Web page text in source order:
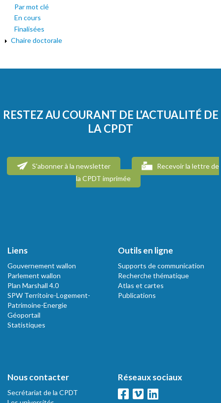
Par mot clé
En cours
Finalisées
Chaire doctorale
RESTEZ AU COURANT DE L'ACTUALITÉ DE
LA CPDT
S'abonner à la newsletter
Recevoir la lettre de
la CPDT imprimée
Liens
Gouvernement wallon
Parlement wallon
Plan Marshall 4.0
SPW Territoire-Logement-
Patrimoine-Energie
Géoportail
Statistiques
Outils en ligne
Supports de communication
Recherche thématique
Atlas et cartes
Publications
Nous contacter
Secrétariat de la CPDT
Réseaux sociaux